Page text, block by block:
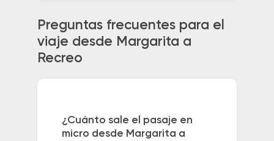
Preguntas frecuentes para el
viaje desde Margarita a
Recreo
¿Cuánto sale el pasaje en
micro desde Margarita a